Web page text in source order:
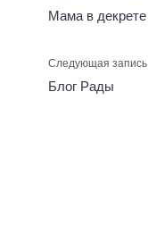
Мама в декрете
Следующая запись
Блог Рады